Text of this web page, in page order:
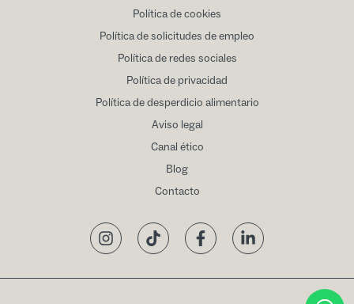
Política de cookies
Política de solicitudes de empleo
Política de redes sociales
Política de privacidad
Política de desperdicio alimentario
Aviso legal
Canal ético
Blog
Contacto
InstagramTikTok FacebookLinkedIn